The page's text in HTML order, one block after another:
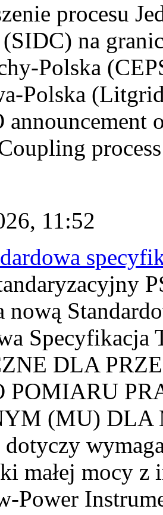
procesu
na
Polska
Polska
announcement
11:52
nową
DLA
POMIARU
(MU) DLA
małej mocy
Power